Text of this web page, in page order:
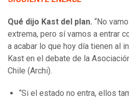
Qué dijo Kast del plan. “No
extrema, pero sí vamos a entrar
a acabar lo que hoy día tienen al
Kast en el debate de la
Chile (Archi).
“Si el estado no entra, ellos